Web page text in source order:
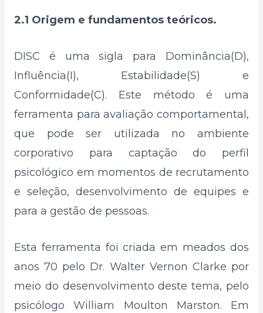
2.1 Origem e fundamentos teóricos.
DISC é uma sigla para Dominância(D),
Influência(I), Estabilidade(S) e
Conformidade(C). Este método é uma
ferramenta para avaliação comportamental,
que pode ser utilizada no ambiente
corporativo para captação do perfil
psicológico em momentos de recrutamento
e seleção, desenvolvimento de equipes e
para a gestão de pessoas.
Esta ferramenta foi criada em meados dos
anos 70 pelo Dr. Walter Vernon Clarke por
meio do desenvolvimento deste tema, pelo
psicólogo William Moulton Marston. Em